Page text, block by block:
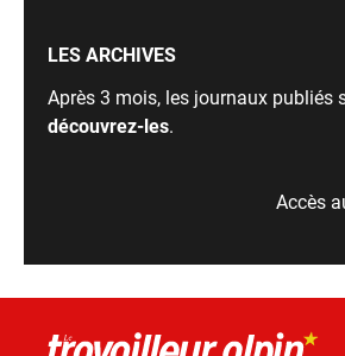
LES ARCHIVES
Après 3 mois, les journaux publiés
découvrez-les.
Accès